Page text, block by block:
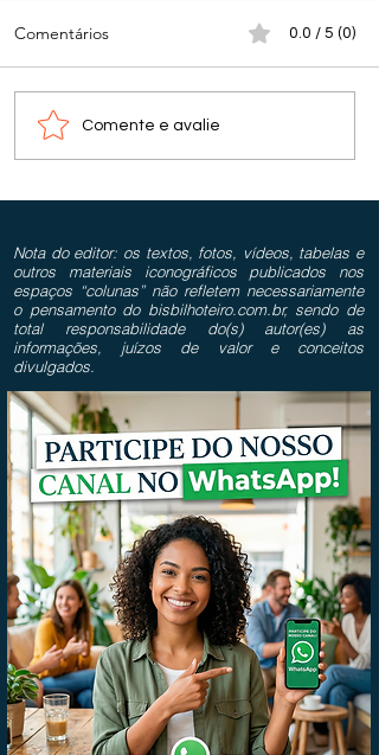
Comentários 0.0 / 5 (0)
Comente e avalie
Nota do editor: os textos, fotos, vídeos, tabelas e
outros materiais iconográficos publicados nos
espaços “colunas” não refletem necessariamente
o pensamento do bisbilhoteiro.com.br, sendo de
total responsabilidade do(s) autor(es) as
informações, juízos de valor e conceitos
divulgados.